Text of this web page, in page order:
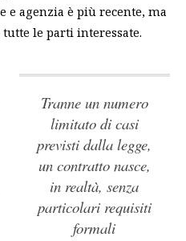
e agenzia è più recente, ma
le parti interessate.
Tranne un numero
limitato di casi
previsti dalla legge,
un contratto nasce,
in realtà, senza
particolari requisiti
formali